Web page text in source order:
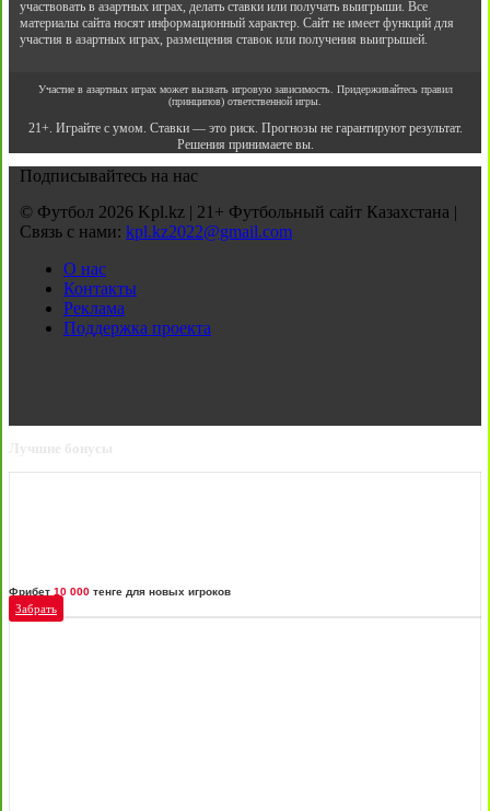
участвовать в азартных играх, делать ставки или получать выигрыши. Все
материалы сайта носят информационный характер. Сайт не имеет функций для
участия в азартных играх, размещения ставок или получения выигрышей.
Участие в азартных играх может вызвать игровую зависимость. Придерживайтесь правил
(принципов) ответственной игры.
21+. Играйте с умом. Ставки — это риск. Прогнозы не гарантируют результат.
Решения принимаете вы.
Подписывайтесь на нас
© Футбол 2026 Kpl.kz | 21+ Футбольный сайт Казахстана |
Связь с нами: kpl.kz2022@gmail.com
О нас
Контакты
Реклама
Поддержка проекта
Лучшие бонусы
Фрибет 10 000 тенге для новых игроков
Забрать